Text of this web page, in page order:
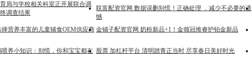
局与学校相关科室正开展联合调
调查结果
联富配资官网 数据误删别慌！正确处理 ，减少不必要的遗
憾
营养丰富的儿童辅食OEM供应商 金铺子配资官网 奶粉新品+1！金领冠推睿护铂金新品
养小知识：别慌，你和宝宝都在 股票 加杠杆平台 清明踏青正当时 尽享春日美好时光